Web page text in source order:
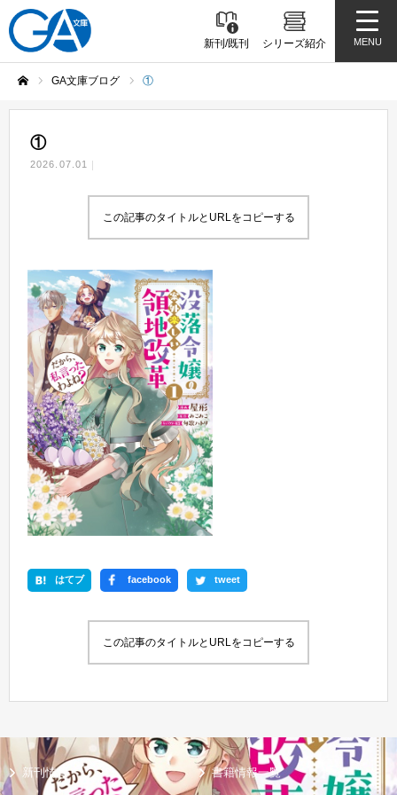
新刊/既刊 シリーズ紹介 MENU
GA文庫ブログ ①
①
2026.07.01
この記事のタイトルとURLをコピーする
はてブ facebook tweet
この記事のタイトルとURLをコピーする
新刊情報 書籍情報一覧